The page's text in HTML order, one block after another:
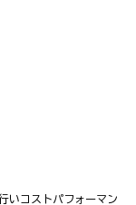
いコストパフォーマン